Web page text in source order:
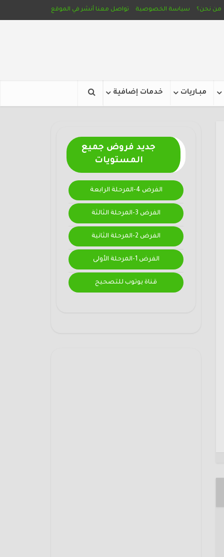
من نحن؟ سياسة الخصوصية تواصل معنا أنشر في الموقع
مبـاريات خدمات إضافية
جديد فروض جميع
المستويات
الفرض 4-المرحلة الرابعة
الفرض 3-المرحلة الثالثة
الفرض 2-المرحلة الثانية
الفرض 1-المرحلة الأولى
قناة يوتوب للتصحيح